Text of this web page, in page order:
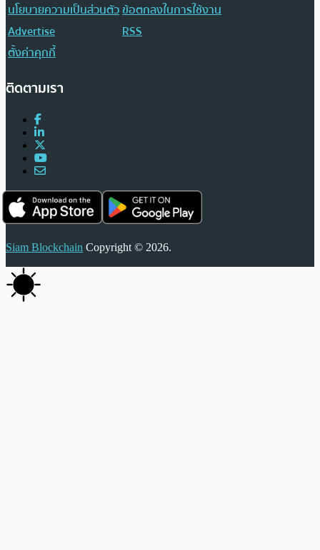
นโยบายความเป็นส่วนตัวข้อตกลงในการใช้งาน
Advertise
RSS
ตั้งค่าคุกกี้
ติดตามเรา
Siam Blockchain Copyright © 2026.